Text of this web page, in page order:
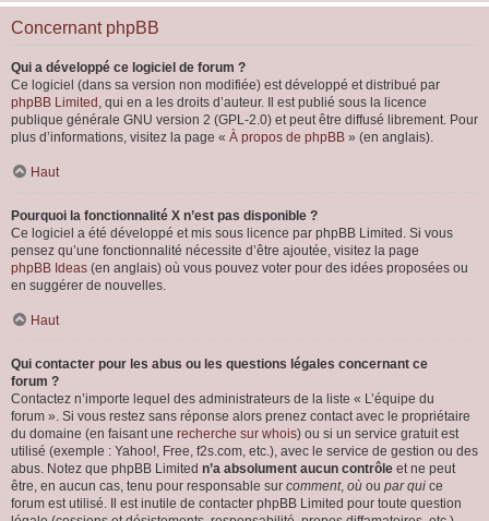
Concernant phpBB
Qui a développé ce logiciel de forum ?
Ce logiciel (dans sa version non modifiée) est développé et distribué par
phpBB Limited , qui en a les droits d’auteur. Il est publié sous la licence
publique générale GNU version 2 (GPL-2.0) et peut être diffusé librement. Pour
plus d’informations, visitez la page « À propos de phpBB » (en anglais).
Haut
Pourquoi la fonctionnalité X n’est pas disponible ?
Ce logiciel a été développé et mis sous licence par phpBB Limited. Si vous
pensez qu’une fonctionnalité nécessite d’être ajoutée, visitez la page
phpBB Ideas (en anglais) où vous pouvez voter pour des idées proposées ou
en suggérer de nouvelles.
Haut
Qui contacter pour les abus ou les questions légales concernant ce
forum ?
Contactez n’importe lequel des administrateurs de la liste « L’équipe du
forum ». Si vous restez sans réponse alors prenez contact avec le propriétaire
du domaine (en faisant une recherche sur whois) ou si un service gratuit est
utilisé (exemple : Yahoo!, Free, f2s.com, etc.), avec le service de gestion ou des
abus. Notez que phpBB Limited n’a absolument aucun contrôle et ne peut
être, en aucun cas, tenu pour responsable sur comment, où ou par qui ce
forum est utilisé. Il est inutile de contacter phpBB Limited pour toute question